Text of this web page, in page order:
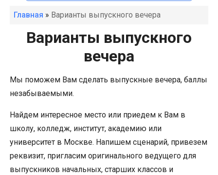
Главная » Варианты выпускного вечера
Варианты выпускного
вечера
Мы поможем Вам сделать выпускные вечера, баллы
незабываемыми.
Найдем интересное место или приедем к Вам в
школу, колледж, институт, академию или
университет в Москве. Напишем сценарий, привезем
реквизит, пригласим оригинального ведущего для
выпускников начальных, старших классов и